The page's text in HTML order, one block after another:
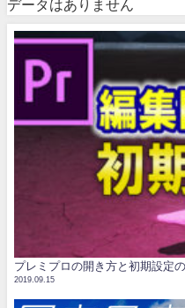
データはありません
プレミプロの開き方と初期設定
2019.09.15